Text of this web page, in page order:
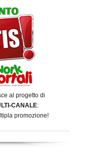
al progetto di
CANALE:
promozione!